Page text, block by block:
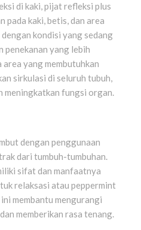
di kaki, pijat refleksi plus
pada kaki, betis, dan area
kondisi yang sedang
penekanan yang lebih
area yang membutuhkan
sirkulasi di seluruh tubuh,
meningkatkan fungsi organ.
dengan penggunaan
dari tumbuh-tumbuhan.
sifat dan manfaatnya
relaksasi atau peppermint
membantu mengurangi
memberikan rasa tenang.